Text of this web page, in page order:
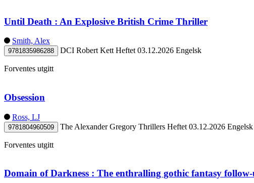
Until Death : An Explosive British Crime Thriller
Smith, Alex
9781835986288 DCI Robert Kett Heftet 03.12.2026 Engelsk
Forventes utgitt
Obsession
Ross, LJ
9781804960509 The Alexander Gregory Thrillers Heftet 03.12.2026 Engelsk
Forventes utgitt
Domain of Darkness : The enthralling gothic fantasy